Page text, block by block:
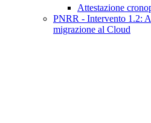
Attestazione
PNRR - Intervento 1.2:
migrazione al Cloud